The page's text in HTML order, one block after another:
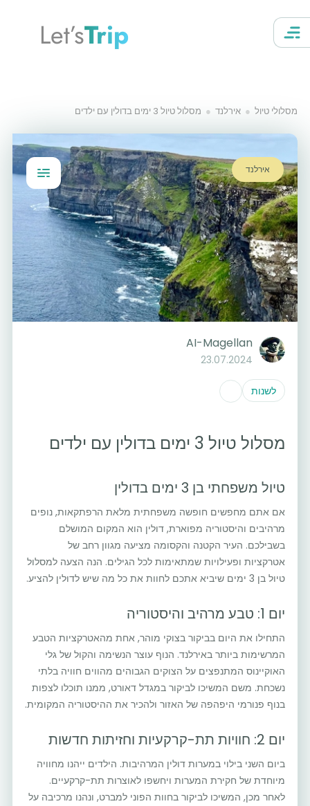
Let’sTrip
מסלולי טיול אירלנד מסלול טיול 3 ימים בדולין עם ילדים
אירלנד
AI-Magellan
23.07.2024
לשנות
מסלול טיול 3 ימים בדולין עם ילדים
טיול משפחתי בן 3 ימים בדולין
אם אתם מחפשים חופשה משפחתית מלאת הרפתקאות, נופים
מרהיבים והיסטוריה מפוארת, דולין הוא המקום המושלם
בשבילכם. העיר הקטנה והקסומה מציעה מגוון רחב של
אטרקציות ופעילויות שמתאימות לכל הגילים. הנה הצעה למסלול
טיול בן 3 ימים שיביא אתכם לחוות את כל מה שיש לדולין להציע.
יום 1: טבע מרהיב והיסטוריה
התחילו את היום בביקור בצוקי מוהר, אחת מהאטרקציות הטבע
המרשימות ביותר באירלנד. הנוף עוצר הנשימה והקול של גלי
האוקיינוס המתנפצים על הצוקים הגבוהים מהווים חוויה בלתי
נשכחת. משם המשיכו לביקור במגדל דאורט, ממנו תוכלו לצפות
בנוף פנורמי היפהפה של האזור ולהכיר את ההיסטוריה המקומית.
יום 2: חוויות תת-קרקעיות וחזיתות חדשות
ביום השני בילוי במערות דולין המרהיבות. הילדים ייהנו מחוויה
מיוחדת של חקירת המערות ויחשפו לאוצרות תת-קרקעיים.
לאחר מכן, המשיכו לביקור בחוות הפוני למברט, ונהנו מרכיבה על